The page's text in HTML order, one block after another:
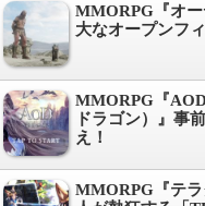
MMORPG『オ
大なオープンフ
MMORPG『
ドラゴン）』事
え！
MMORPG『テ